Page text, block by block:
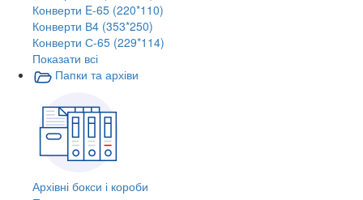
Конверти E-65 (220*110)
Конверти В4 (353*250)
Конверти С-65 (229*114)
Показати всі
Папки та архіви
Архівні бокси і короби